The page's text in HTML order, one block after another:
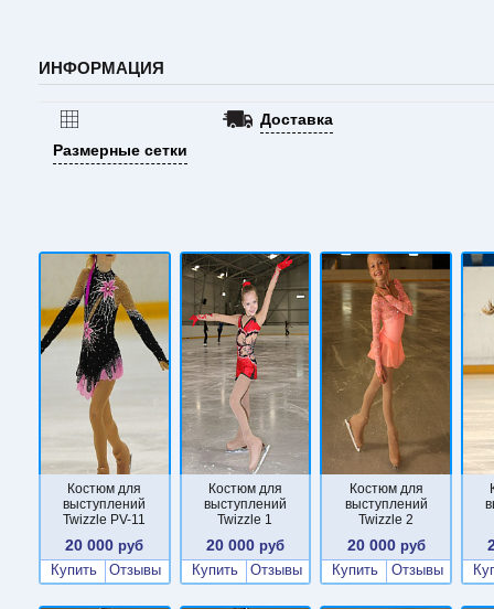
ИНФОРМАЦИЯ
Размерные сетки
Доставка
Костюм для
выступлений
Twizzle PV-11
20 000 руб
Купить
Отзывы
Костюм для
выступлений
Twizzle 1
20 000 руб
Купить
Отзывы
Костюм для
выступлений
Twizzle 2
20 000руб
Купить
Отзывы